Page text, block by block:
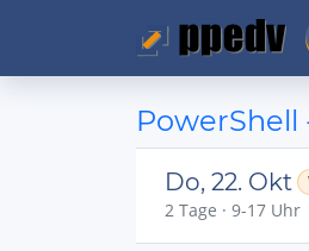
Do, 22. Okt
2 Tage · 9-17 Uhr